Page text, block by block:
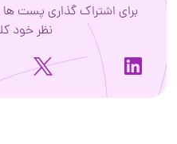
برای اشتراک گذاری پست
نظر خود